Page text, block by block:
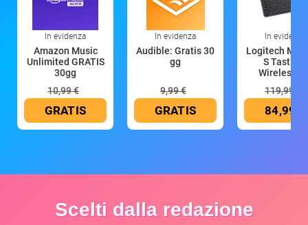
In evidenza
Amazon Music
Unlimited GRATIS
30gg
10,99 €
GRATIS
In evidenza
Audible: Gratis 30
gg
9,99 €
GRATIS
In evidenza
Logitech MX
S Tastiera
Wireless
119,99 €
84,99 €
Scelti dalla redazione